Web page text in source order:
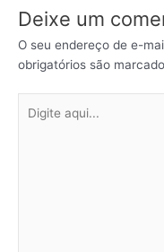
Deixe um
O seu endereço de e-
obrigatórios são
aqui...